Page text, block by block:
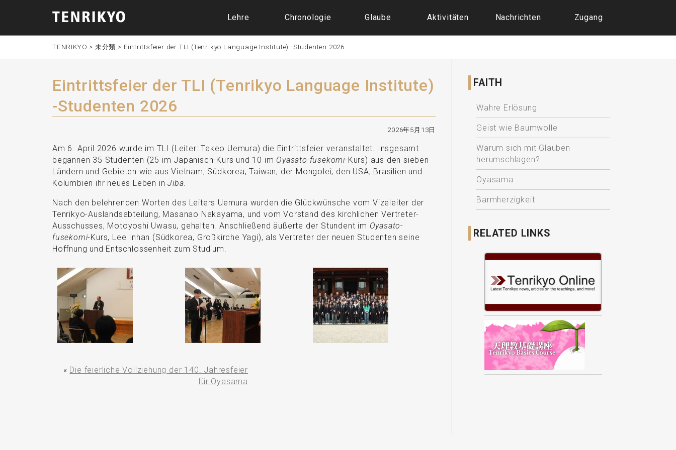
Lehre Chronologie Glaube Aktivitäten Nachrichten Zugang
TENRIKYO > 未分類 > Eintrittsfeier der TLI (Tenrikyo Language Institute) -Studenten 2026
Eintrittsfeier der TLI (Tenrikyo Language Institute)
-Studenten 2026
2026年5月13日
Am 6. April 2026 wurde im TLI (Leiter: Takeo Uemura) die Eintrittsfeier veranstaltet. Insgesamt
begannen 35 Studenten (25 im Japanisch-Kurs und 10 im Oyasato-fusekomi-Kurs) aus den sieben
Ländern und Gebieten wie aus Vietnam, Südkorea, Taiwan, der Mongolei, den USA, Brasilien und
Kolumbien ihr neues Leben inJiba.
Nach den belehrenden Worten des Leiters Uemura wurden die Glückwünsche vom Vizeleiter der
Tenrikyo-Auslandsabteilung, Masanao Nakayama, und vom Vorstand des kirchlichen Vertreter-
Ausschusses, Motoyoshi Uwasu, gehalten. Anschließend äußerte der Stundent im Oyasato-
fusekomi-Kurs, Lee Inhan (Südkorea, Großkirche Yagi), als Vertreter der neuen Studenten seine
Hoffnung und Entschlossenheit zum Studium.
« Die feierliche Vollziehung der 140. Jahresfeier
für Oyasama
FAITH
Wahre Erlösung
Geist wie Baumwolle
Warum sich mit Glauben
herumschlagen?
Oyasama
Barmherzigkeit
RELATED LINKS